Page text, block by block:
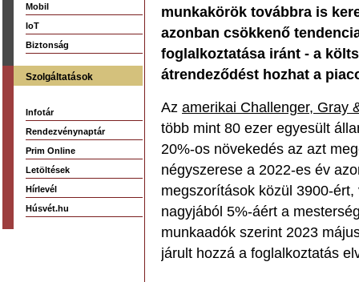
Mobil
IoT
Biztonság
Szolgáltatások
Infotár
Rendezvénynaptár
Prim Online
Letöltések
Hírlevél
Húsvét.hu
munkakörök továbbra is
azonban csökkenő
foglalkoztatása iránt - a
átrendeződést hozhat a
Az amerikai Challenger, Gray
több mint 80 ezer egyesült
20%-os növekedés az azt
négyszerese a 2022-es év
megszorítások közül 3900-
nagyjából 5%-áért a
munkaadók szerint 2023
járult hozzá a foglalkoztatás